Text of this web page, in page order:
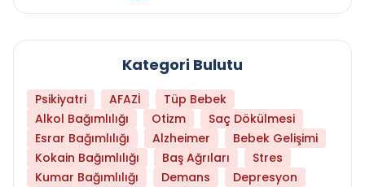
Kategori Bulutu
Psikiyatri AFAZİ
Tüp Bebek
Alkol Bağımlılığı
Otizm
Saç Dökülmesi
Esrar Bağımlılığı
Alzheimer
Bebek Gelişimi
Kokain Bağımlılığı
Baş Ağrıları
Stres
Kumar Bağımlılığı
Demans
Depresyon